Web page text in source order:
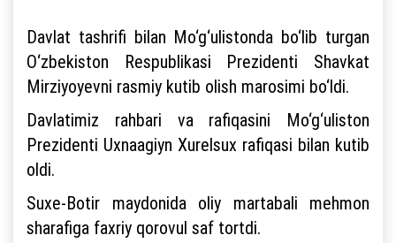
Davlat tashrifi bilan Mo‘g‘ulistonda bo‘lib turgan
O‘zbekiston Respublikasi Prezidenti Shavkat
Mirziyoyevni rasmiy kutib olish marosimi bo‘ldi.
Davlatimiz rahbari va rafiqasini Mo‘g‘uliston
Prezidenti Uxnaagiyn Xurelsux rafiqasi bilan kutib
oldi.
Suxe-Botir maydonida oliy martabali mehmon
sharafiga faxriy qorovul saf tortdi.